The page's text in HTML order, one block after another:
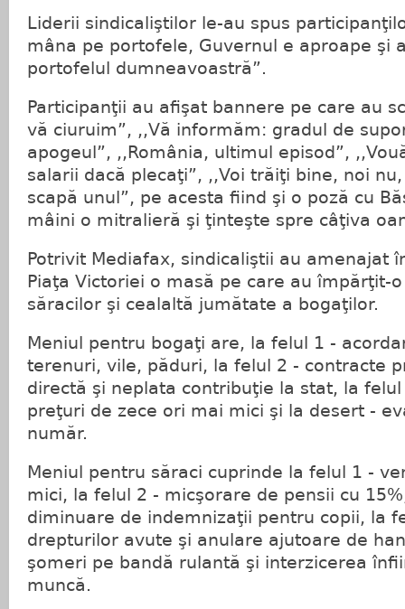
Liderii sindicaliştilor le-au spus
mâna pe portofele, Guvernul e aproape şi
portofelul dumneavoastră”.
Participanţii au afişat bannere pe care au
vă ciuruim”, ,,Vă informăm: gradul de
apogeul”, ,,România, ultimul episod”,
salarii dacă plecaţi”, ,,Voi trăiţi bine, noi
scapă unul”, pe acesta fiind şi o poză cu
mâini o mitralieră şi ţinteşte spre câţiva
Potrivit Mediafax, sindicaliştii au amenajat
Piaţa Victoriei o masă pe care au împărţit-
săracilor şi cealaltă jumătate a bogaţilor.
Meniul pentru bogaţi are, la felul 1 -
terenuri, vile, păduri, la felul 2 - contracte
directă şi neplata contribuţie la stat, la
preţuri de zece ori mai mici şi la desert -
număr.
Meniul pentru săraci cuprinde la felul 1 -
mici, la felul 2 - micşorare de pensii cu
diminuare de indemnizaţii pentru copii, la
drepturilor avute şi anulare ajutoare de
şomeri pe bandă rulantă şi interzicerea
muncă.